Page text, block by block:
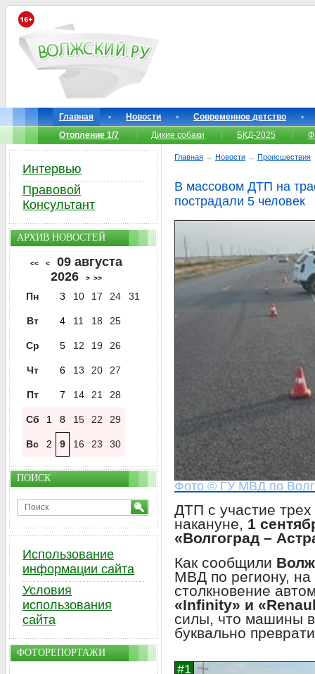
Главная Новости
Современное детство
Отопление 1/7
Дикие собаки БКД-2025
Главная → Новости → Происшествия
В массовом ДТП на
пострадали 5 человек
Фото © ГУ МВД по
ДТП с участие
накануне, 1
«Волгоград –
Как сообщили
МВД по региону, на
столкновение
«Infinity» и
силы, что машины
буквально
Интервью
Правовой
Консультант
АРХИВ НОВОСТЕЙ
<< <
09 августа
2026
> >>
Пн 3 10 17 24 31
Вт 4 11 18 25
Ср 5 12 19 26
Чт 6 13 20 27
Пт 7 14 21 28
Сб 1 8 15 22 29
Вс 2 9 16 23 30
ПОИСК
Использование
информации сайта
Условия
использования
сайта
ФОТОРЕПОРТАЖИ